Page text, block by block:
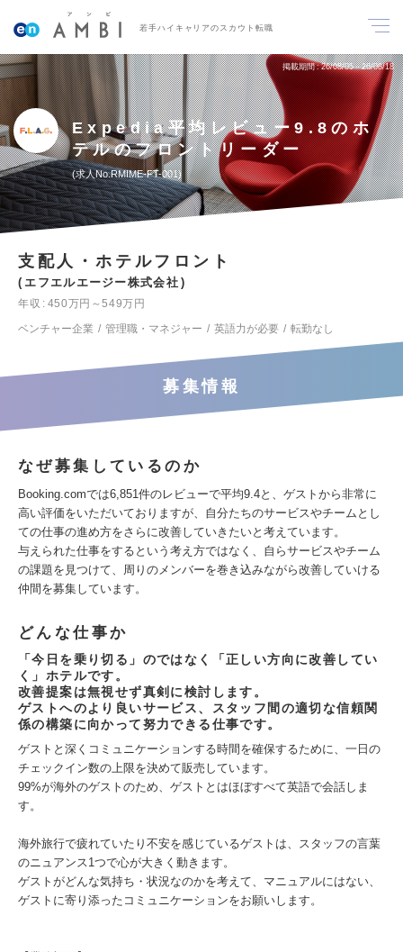
若手ハイキャリアのスカウト転職
掲載期間 26/08/05～26/08/18
Expedia平均レビュー9.8のホ
テルのフロントリーダー
求人No.RMIME-FT-001
支配人・ホテルフロント
エフエルエージー株式会社
年収
450万円～549万円
ベンチャー企業
管理職・マネジャー 英語力が必要 転勤なし
募集情報
なぜ募集しているのか
Booking.comでは6,851件のレビューで平均9.4と、ゲストから非常に
高い評価をいただいておりますが、自分たちのサービスやチームとし
ての仕事の進め方をさらに改善していきたいと考えています。
与えられた仕事をするという考え方ではなく、自らサービスやチーム
の課題を見つけて、周りのメンバーを巻き込みながら改善していける
仲間を募集しています。
どんな仕事か
「今日を乗り切る」のではなく「正しい方向に改善してい
く」ホテルです。
改善提案は無視せず真剣に検討します。
ゲストへのより良いサービス、スタッフ間の適切な信頼関
係の構築に向かって努力できる仕事です。
ゲストと深くコミュニケーションする時間を確保するために、一日の
チェックイン数の上限を決めて販売しています。
99%が海外のゲストのため、ゲストとはほぼすべて英語で会話しま
す。
海外旅行で疲れていたり不安を感じているゲストは、スタッフの言葉
のニュアンス1つで心が大きく動きます。
ゲストがどんな気持ち・状況なのかを考えて、マニュアルにはない、
ゲストに寄り添ったコミュニケーションをお願いします。